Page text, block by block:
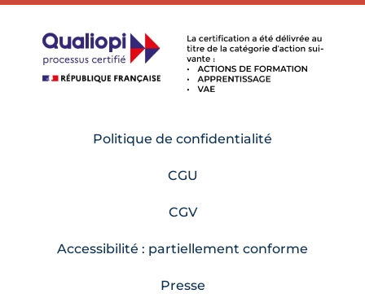
Politique de confidentialité
CGU
CGV
Accessibilité : partiellement conforme
Presse